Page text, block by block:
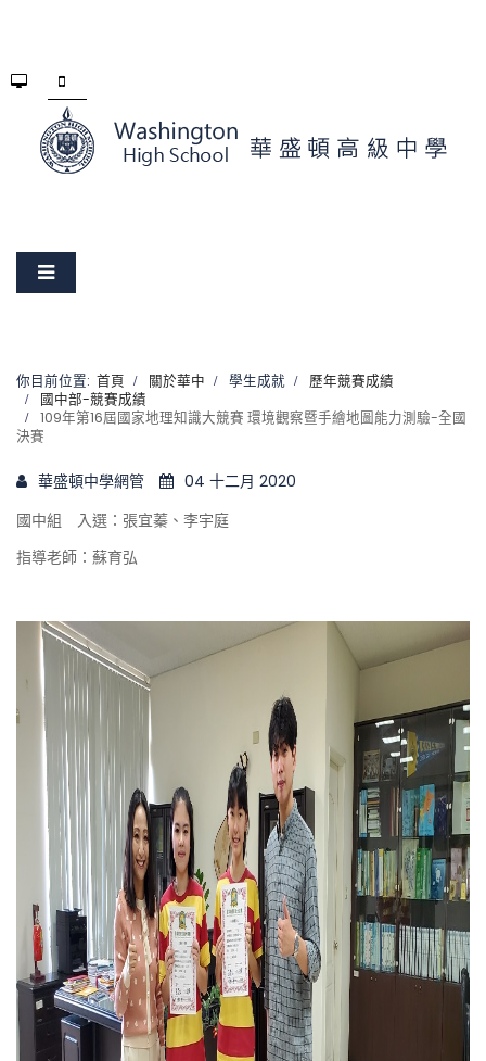
你目前位置: 首頁 關於華中 學生成就
歷年競賽成績
國中部-競賽成績
109年第16屆國家地理知識大競賽 環境觀察暨手繪地圖能力測驗-全國
決賽
華盛頓中學網管
04 十二月 2020
國中組 入選：張宜蓁、李宇庭
指導老師：蘇育弘